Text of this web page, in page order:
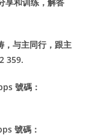
与主同行，跟主
359.
號碼：
號碼：